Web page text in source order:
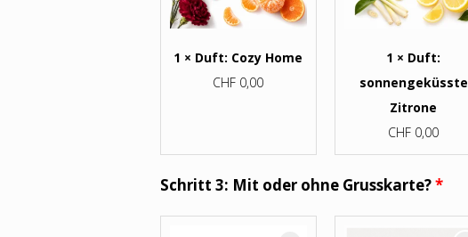
1 × Duft: Cozy Home
CHF 0,00
1 × Duft:
sonnengeküsste
Zitrone
CHF 0,00
Schritt 3: Mit oder ohne Grusskarte?